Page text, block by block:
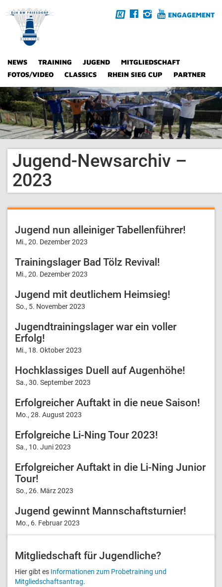
ENGAGEMENT
NEWS TRAINING JUGEND
MITGLIEDSCHAFT
FOTOS/VIDEO
CLASSICS RHEIN SIEG CUP PARTNER
Jugend-Newsarchiv –
2023
Jugend nun alleiniger Tabellenführer!
Mi., 20. Dezember 2023
Trainingslager Bad Tölz Revival!
Mi., 20. Dezember 2023
Jugend mit deutlichem Heimsieg!
So., 5. November 2023
Jugendtrainingslager war ein voller
Erfolg!
Mi., 18. Oktober 2023
Hochklassiges Duell auf Augenhöhe!
Sa., 30. September 2023
Erfolgreicher Auftakt in die neue Saison!
Mo., 28. August 2023
Erfolgreiche Li-Ning Tour 2023!
Sa., 10. Juni 2023
Erfolgreicher Auftakt in die Li-Ning Junior
Tour!
So., 26. März 2023
Jugend gewinnt Mannschaftsturnier!
Mo., 6. Februar 2023
Mitglied­schaft für Jugendliche?
Hier gibt es Informationen zum Probetraining und
Mitgliedschafts­antrag.